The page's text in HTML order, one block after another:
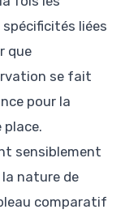
liées
que
se fait
pour la
place.
sensiblement
nature de
comparatif